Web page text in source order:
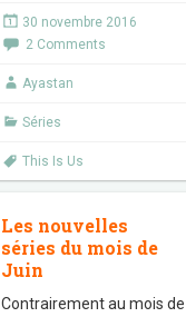
e
b
o
k
t
e
30 novembre 2016
2 Comments
Ayastan
Séries
This Is Us
Les nouvelles
séries du mois de
Juin
Contrairement au mois de